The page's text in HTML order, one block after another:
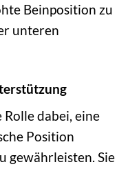
Beinposition zu
unteren
dabei, eine
Position
gewährleisten. Sie